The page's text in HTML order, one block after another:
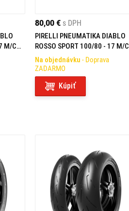
M/C
80,00 € s DPH
PIRELLI PNEUMATIKA DIABLO
ROSSO SPORT 100/80 - 17 M/C
52S TL F/R
Na objednávku - Doprava
ZADARMO
Kúpiť